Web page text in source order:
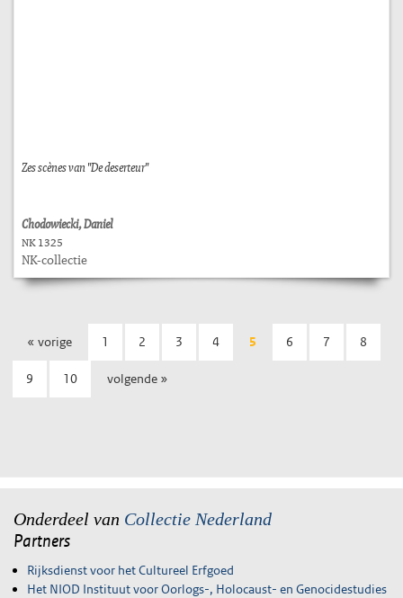
Zes scènes van "De deserteur"
Chodowiecki, Daniel
NK 1325
NK-collectie
« vorige 1 2 3 4 5 6 7 8
9 10 volgende »
Onderdeel van Collectie Nederland
Partners
Rijksdienst voor het Cultureel Erfgoed
Het NIOD Instituut voor Oorlogs-, Holocaust- en Genocidestudies